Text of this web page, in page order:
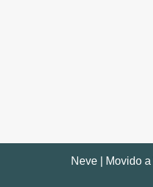
Neve | Movido a